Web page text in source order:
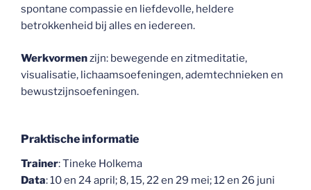
spontane compassie en liefdevolle, heldere
betrokkenheid bij alles en iedereen.
Werkvormenzijn: bewegende en zitmeditatie,
visualisatie, lichaamsoefeningen, ademtechnieken en
bewustzijnsoefeningen.
Praktische informatie
Trainer: Tineke Holkema
Data: 10 en 24 april; 8, 15, 22 en 29 mei; 12 en 26 juni